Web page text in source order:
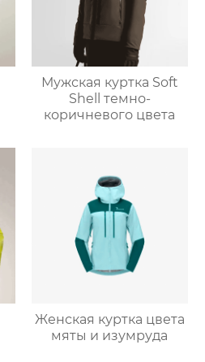
Мужская куртка Soft
Shell темно-
коричневого цвета
Женская куртка цвета
мяты и изумруда